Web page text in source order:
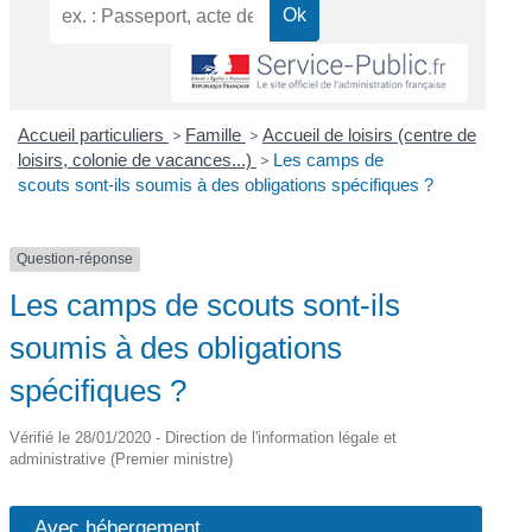
Accueil particuliers > Famille > Accueil de loisirs (centre de
loisirs, colonie de vacances...) > Les camps de
scouts sont-ils soumis à des obligations spécifiques ?
Question-réponse
Les camps de scouts sont-ils
soumis à des obligations
spécifiques ?
Vérifié le 28/01/2020 - Direction de l'information légale et
administrative (Premier ministre)
Avec hébergement